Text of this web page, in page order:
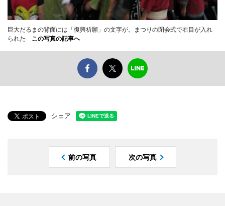
巨大だるまの背面には「復興祈願」の文字が。まつりの閉会式で右目が入れ
られた この写真の記事へ
シェア
前の写真 次の写真